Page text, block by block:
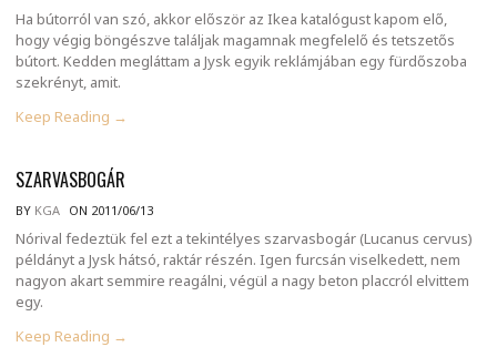
Ha bútorról van szó, akkor először az Ikea katalógust kapom elő,
hogy végig böngészve találjak magamnak megfelelő és tetszetős
bútort. Kedden megláttam a Jysk egyik reklámjában egy fürdőszoba
szekrényt, amit.
Keep Reading →
SZARVASBOGÁR
BY KGA ON 2011/06/13
Nórival fedeztük fel ezt a tekintélyes szarvasbogár (Lucanus cervus)
példányt a Jysk hátsó, raktár részén. Igen furcsán viselkedett, nem
nagyon akart semmire reagálni, végül a nagy beton placcról elvittem
egy.
Keep Reading →